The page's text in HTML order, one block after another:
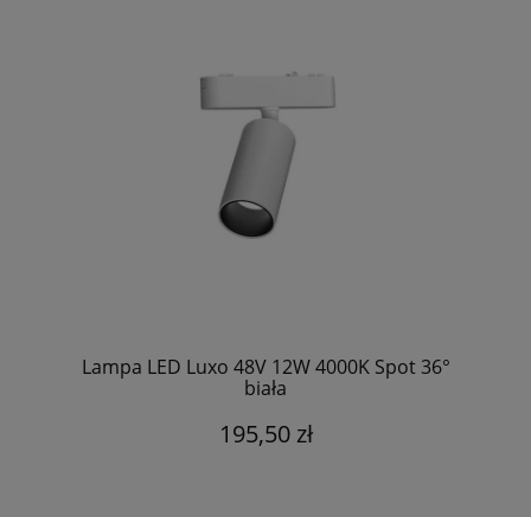
Lampa LED Luxo 48V 12W 4000K Spot 36°
biała
195,50 zł